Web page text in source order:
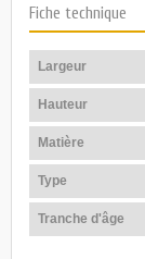
Fiche technique
Largeur
Hauteur
Matière
Type
Tranche d'âge